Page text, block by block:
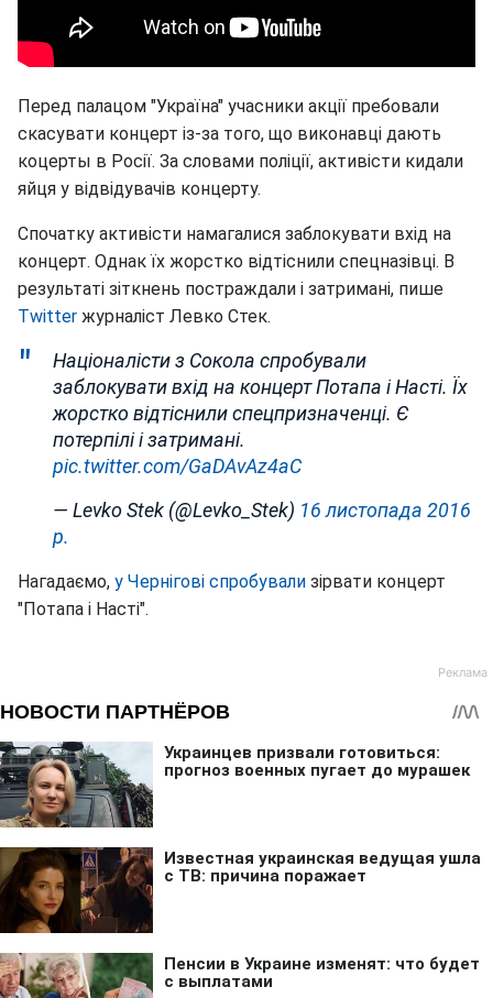
Перед палацом "Україна" учасники акції пребовали
скасувати концерт із-за того, що виконавці дають
коцерты в Росії. За словами поліції, активісти кидали
яйця у відвідувачів концерту.
Спочатку активісти намагалися заблокувати вхід на
концерт. Однак їх жорстко відтіснили спецназівці. В
результаті зіткнень постраждали і затримані, пише
Twitter журналіст Левко Стек.
Націоналісти з Сокола спробували
заблокувати вхід на концерт Потапа і Насті. Їх
жорстко відтіснили спецпризначенці. Є
потерпілі і затримані.
pic.twitter.com/GaDAvAz4aC
— Levko Stek (@Levko_Stek) 16 листопада 2016
р.
Нагадаємо, у Чернігові спробували зірвати концерт
"Потапа і Насті".